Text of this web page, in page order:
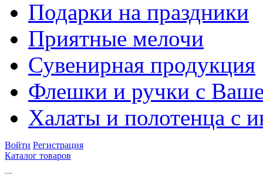
Подарки на праздники
Приятные мелочи
Сувенирная продукция
Флешки и ручки с
Халаты и полотенца с
Войти Регистрация
Каталог товаров